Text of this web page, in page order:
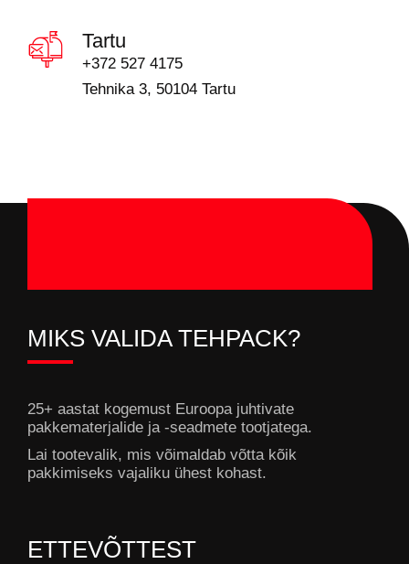
Tartu
+372 527 4175
Tehnika 3, 50104 Tartu
MIKS VALIDA TEHPACK?
25+ aastat kogemust Euroopa juhtivate
pakkematerjalide ja -seadmete tootjatega.
Lai tootevalik, mis võimaldab võtta kõik
pakkimiseks vajaliku ühest kohast.
ETTEVÕTTEST